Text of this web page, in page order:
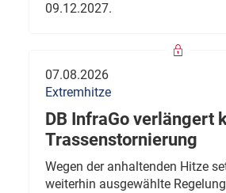
09.12.2027.
07.08.2026
Extremhitze
DB InfraGo verlängert
Trassenstornierung
Wegen der anhaltenden Hitze
weiterhin ausgewählte